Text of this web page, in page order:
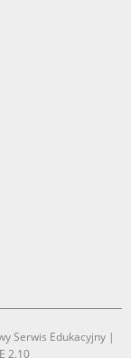
Serwis Edukacyjny |
2.10